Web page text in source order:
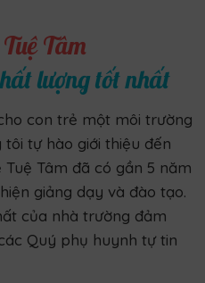
Tuệ Tâm
lượng tốt nhất
con trẻ một môi trường
tự hào giới thiệu đến
Tâm đã có gần 5 năm
giảng dạy và đào tạo.
của nhà trường đảm
Quý phụ huynh tự tin